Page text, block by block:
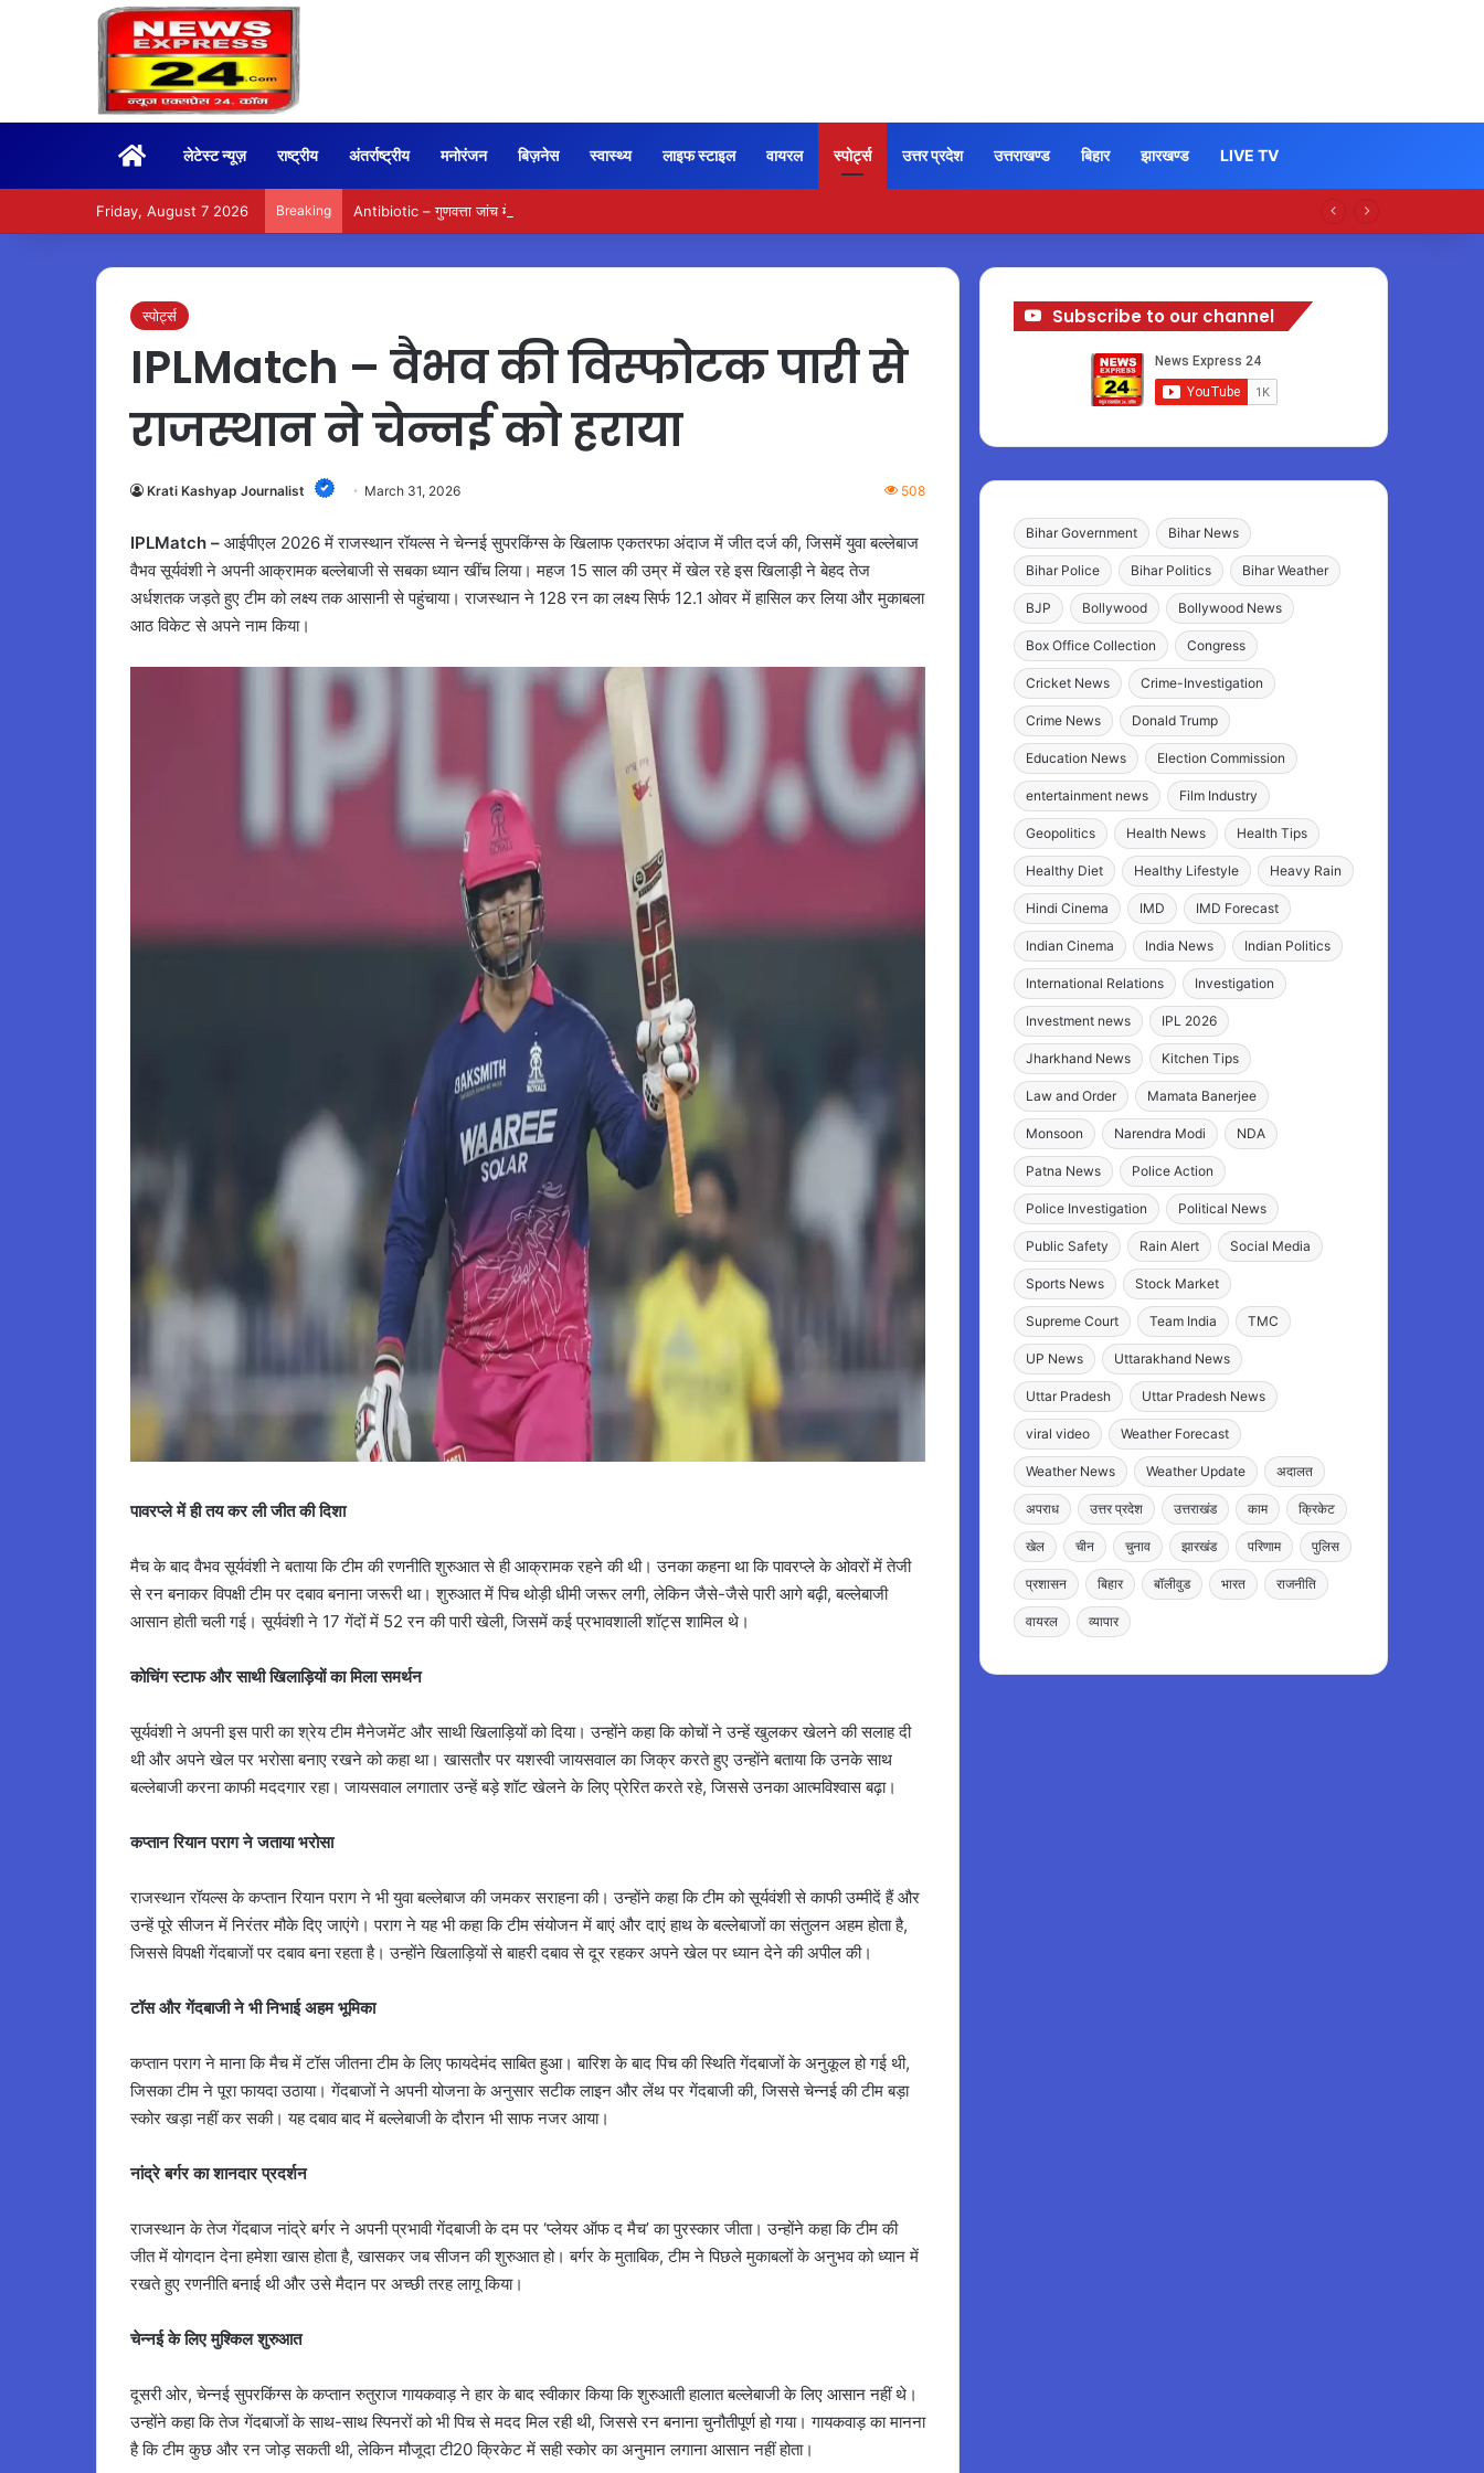
Homeलेटेस्ट न्यूज़ राष्ट्रीय अंतर्राष्ट्रीय मनोरंजन बिज़नेस स्वास्थ्य लाइफ स्टाइल वायरल स्पोर्ट्स उत्तर प्रदेश उत्तराखण्ड बिहार झारखण्ड LIVE TV
Friday, August 7 2026 Breaking Antibiotic – गुणवत्ता जांच में फेल दवा पर यूपी सरकार ने की बड़ी कार्रवाई
स्पोर्ट्स
IPLMatch – वैभव की विस्फोटक पारी से
राजस्थान ने चेन्नई को हराया
Krati Kashyap Journalist March 31, 2026 508
IPLMatch – आईपीएल 2026 में राजस्थान रॉयल्स ने चेन्नई सुपरकिंग्स के खिलाफ एकतरफा अंदाज में जीत दर्ज की, जिसमें युवा बल्लेबाज
वैभव सूर्यवंशी ने अपनी आक्रामक बल्लेबाजी से सबका ध्यान खींच लिया। महज 15 साल की उम्र में खेल रहे इस खिलाड़ी ने बेहद तेज
अर्धशतक जड़ते हुए टीम को लक्ष्य तक आसानी से पहुंचाया। राजस्थान ने 128 रन का लक्ष्य सिर्फ 12.1 ओवर में हासिल कर लिया और मुकाबला
आठ विकेट से अपने नाम किया।
पावरप्ले में ही तय कर ली जीत की दिशा
मैच के बाद वैभव सूर्यवंशी ने बताया कि टीम की रणनीति शुरुआत से ही आक्रामक रहने की थी। उनका कहना था कि पावरप्ले के ओवरों में तेजी
से रन बनाकर विपक्षी टीम पर दबाव बनाना जरूरी था। शुरुआत में पिच थोड़ी धीमी जरूर लगी, लेकिन जैसे-जैसे पारी आगे बढ़ी, बल्लेबाजी
आसान होती चली गई। सूर्यवंशी ने 17 गेंदों में 52 रन की पारी खेली, जिसमें कई प्रभावशाली शॉट्स शामिल थे।
कोचिंग स्टाफ और साथी खिलाड़ियों का मिला समर्थन
सूर्यवंशी ने अपनी इस पारी का श्रेय टीम मैनेजमेंट और साथी खिलाड़ियों को दिया। उन्होंने कहा कि कोचों ने उन्हें खुलकर खेलने की सलाह दी
थी और अपने खेल पर भरोसा बनाए रखने को कहा था। खासतौर पर यशस्वी जायसवाल का जिक्र करते हुए उन्होंने बताया कि उनके साथ
बल्लेबाजी करना काफी मददगार रहा। जायसवाल लगातार उन्हें बड़े शॉट खेलने के लिए प्रेरित करते रहे, जिससे उनका आत्मविश्वास बढ़ा।
कप्तान रियान पराग ने जताया भरोसा
राजस्थान रॉयल्स के कप्तान रियान पराग ने भी युवा बल्लेबाज की जमकर सराहना की। उन्होंने कहा कि टीम को सूर्यवंशी से काफी उम्मीदें हैं और
उन्हें पूरे सीजन में निरंतर मौके दिए जाएंगे। पराग ने यह भी कहा कि टीम संयोजन में बाएं और दाएं हाथ के बल्लेबाजों का संतुलन अहम होता है,
जिससे विपक्षी गेंदबाजों पर दबाव बना रहता है। उन्होंने खिलाड़ियों से बाहरी दबाव से दूर रहकर अपने खेल पर ध्यान देने की अपील की।
टॉस और गेंदबाजी ने भी निभाई अहम भूमिका
कप्तान पराग ने माना कि मैच में टॉस जीतना टीम के लिए फायदेमंद साबित हुआ। बारिश के बाद पिच की स्थिति गेंदबाजों के अनुकूल हो गई थी,
जिसका टीम ने पूरा फायदा उठाया। गेंदबाजों ने अपनी योजना के अनुसार सटीक लाइन और लेंथ पर गेंदबाजी की, जिससे चेन्नई की टीम बड़ा
स्कोर खड़ा नहीं कर सकी। यह दबाव बाद में बल्लेबाजी के दौरान भी साफ नजर आया।
नांद्रे बर्गर का शानदार प्रदर्शन
राजस्थान के तेज गेंदबाज नांद्रे बर्गर ने अपनी प्रभावी गेंदबाजी के दम पर ‘प्लेयर ऑफ द मैच’ का पुरस्कार जीता। उन्होंने कहा कि टीम की
जीत में योगदान देना हमेशा खास होता है, खासकर जब सीजन की शुरुआत हो। बर्गर के मुताबिक, टीम ने पिछले मुकाबलों के अनुभव को ध्यान में
रखते हुए रणनीति बनाई थी और उसे मैदान पर अच्छी तरह लागू किया।
चेन्नई के लिए मुश्किल शुरुआत
दूसरी ओर, चेन्नई सुपरकिंग्स के कप्तान रुतुराज गायकवाड़ ने हार के बाद स्वीकार किया कि शुरुआती हालात बल्लेबाजी के लिए आसान नहीं थे।
उन्होंने कहा कि तेज गेंदबाजों के साथ-साथ स्पिनरों को भी पिच से मदद मिल रही थी, जिससे रन बनाना चुनौतीपूर्ण हो गया। गायकवाड़ का मानना
है कि टीम कुछ और रन जोड़ सकती थी, लेकिन मौजूदा टी20 क्रिकेट में सही स्कोर का अनुमान लगाना आसान नहीं होता।
Subscribe to our channel
Bihar Government Bihar News
Bihar Police Bihar Politics Bihar Weather
BJP Bollywood Bollywood News
Box Office Collection Congress
Cricket News Crime-Investigation
Crime News Donald Trump
Education News Election Commission
entertainment news Film Industry
Geopolitics Health News Health Tips
Healthy Diet Healthy Lifestyle Heavy Rain
Hindi Cinema IMD IMD Forecast
Indian Cinema India News Indian Politics
International Relations Investigation
Investment news IPL 2026
Jharkhand News Kitchen Tips
Law and Order Mamata Banerjee
Monsoon Narendra Modi NDA
Patna News Police Action
Police Investigation Political News
Public Safety Rain Alert Social Media
Sports News Stock Market
Supreme Court Team India TMC
UP News Uttarakhand News
Uttar Pradesh Uttar Pradesh News
viral video Weather Forecast
Weather News Weather Update अदालत
अपराध उत्तर प्रदेश उत्तराखंड काम क्रिकेट
खेल चीन चुनाव झारखंड परिणाम पुलिस
प्रशासन बिहार बॉलीवुड भारत राजनीति
वायरल व्यापार